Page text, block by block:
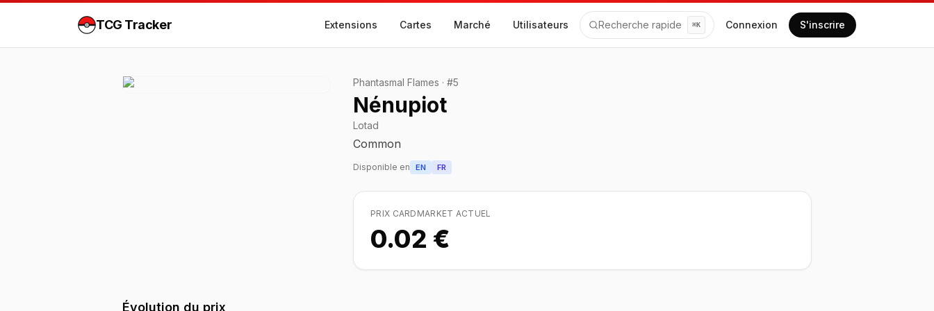
TCG Tracker Extensions Cartes Marché Utilisateurs Recherche rapide ⌘K Connexion S'inscrire
Phantasmal Flames · #5
Nénupiot
Lotad
Common
Disponible en EN FR
PRIX CARDMARKET ACTUEL
0.02 €
Évolution du prix